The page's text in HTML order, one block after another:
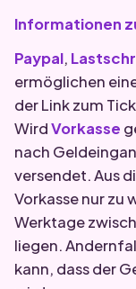
Informationen
Paypal,
ermöglichen
der Link zum
WirdVorkasse
nach
versendet. Aus
Vorkasse nur zu
Werktage
liegen.
kann, dass der